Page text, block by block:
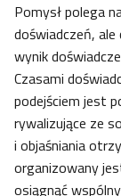
Pomysł polega
doświadczeń,
wynik
Czasami
podejściem jest
rywalizujące ze
i objaśniania
organizowany
osiągnąć